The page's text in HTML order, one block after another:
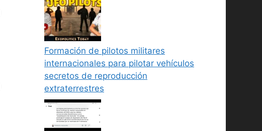
Formación de pilotos militares
internacionales para pilotar vehículos
secretos de reproducción
extraterrestres